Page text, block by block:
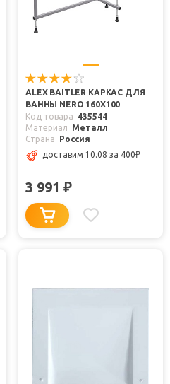
ALEX BAITLER КАРКАС ДЛЯ
ВАННЫ NERO 160Х100
Код товара
435544
Материал
Металл
Страна
Россия
доставим 10.08 за 400₽
3 991 ₽